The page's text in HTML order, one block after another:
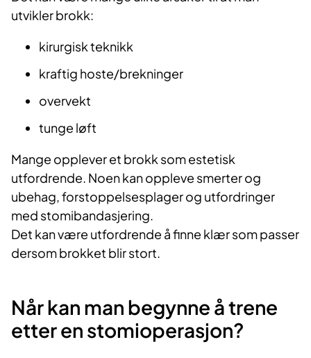
utvikler brokk:
kirurgisk teknikk
kraftig hoste/brekninger
overvekt
tunge løft
Mange opplever et brokk som estetisk
utfordrende. Noen kan oppleve smerter og
ubehag, forstoppelsesplager og utfordringer
med stomibandasjering.
Det kan være utfordrende å finne klær som passer
dersom brokket blir stort.
Når kan man begynne å trene
etter en stomioperasjon?